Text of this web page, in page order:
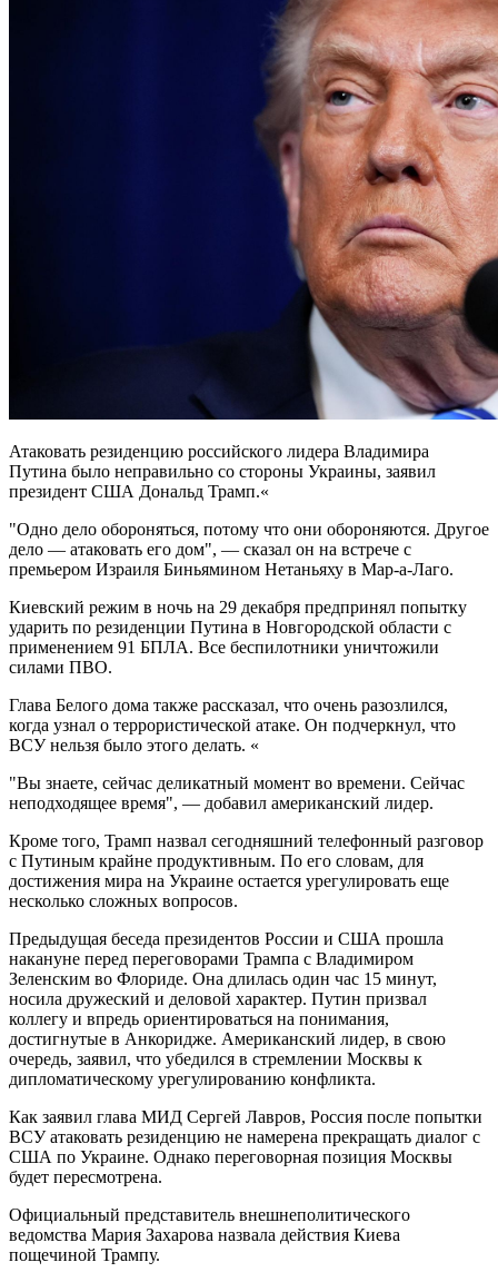
Атаковать резиденцию российского лидера Владимира
Путина было неправильно со стороны Украины, заявил
президент США Дональд Трамп.«
"Одно дело обороняться, потому что они обороняются. Другое
дело — атаковать его дом", — сказал он на встрече с
премьером Израиля Биньямином Нетаньяху в Мар-а-Лаго.
Киевский режим в ночь на 29 декабря предпринял попытку
ударить по резиденции Путина в Новгородской области с
применением 91 БПЛА. Все беспилотники уничтожили
силами ПВО.
Глава Белого дома также рассказал, что очень разозлился,
когда узнал о террористической атаке. Он подчеркнул, что
ВСУ нельзя было этого делать. «
"Вы знаете, сейчас деликатный момент во времени. Сейчас
неподходящее время", — добавил американский лидер.
Кроме того, Трамп назвал сегодняшний телефонный разговор
с Путиным крайне продуктивным. По его словам, для
достижения мира на Украине остается урегулировать еще
несколько сложных вопросов.
Предыдущая беседа президентов России и США прошла
накануне перед переговорами Трампа с Владимиром
Зеленским во Флориде. Она длилась один час 15 минут,
носила дружеский и деловой характер. Путин призвал
коллегу и впредь ориентироваться на понимания,
достигнутые в Анкоридже. Американский лидер, в свою
очередь, заявил, что убедился в стремлении Москвы к
дипломатическому урегулированию конфликта.
Как заявил глава МИД Сергей Лавров, Россия после попытки
ВСУ атаковать резиденцию не намерена прекращать диалог с
США по Украине. Однако переговорная позиция Москвы
будет пересмотрена.
Официальный представитель внешнеполитического
ведомства Мария Захарова назвала действия Киева
пощечиной Трампу.